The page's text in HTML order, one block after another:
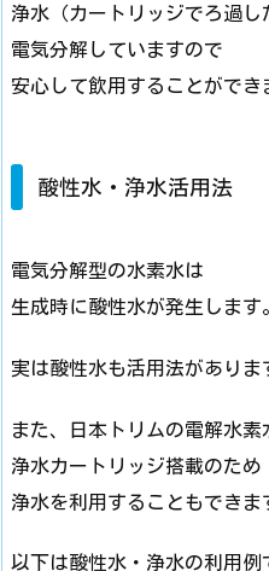
浄水（カートリッジでろ過し
電気分解していますので
安心して飲用することができ
酸性水・浄水活用法
電気分解型の水素水は
生成時に酸性水が発生します
実は酸性水も活用法がありま
また、日本トリムの電解水素
浄水カートリッジ搭載のため
浄水を利用することもできま
以下は酸性水・浄水の利用例